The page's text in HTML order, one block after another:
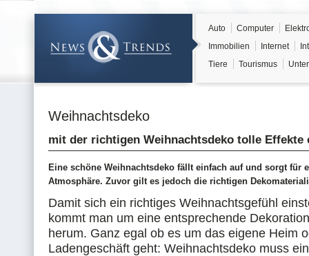
Auto Computer
Immobilien
Internet
Tiere
Tourismus
Weihnachtsdeko
mit der richtigen Weihnachtsdeko tolle Effekte
Eine schöne Weihnachtsdeko fällt einfach auf und sorgt für
Atmosphäre. Zuvor gilt es jedoch die richtigen
Damit sich ein richtiges Weihnachtsgefühl
kommt man um eine entsprechende
herum. Ganz egal ob es um das eigene Heim
Ladengeschäft geht: Weihnachtsdeko muss